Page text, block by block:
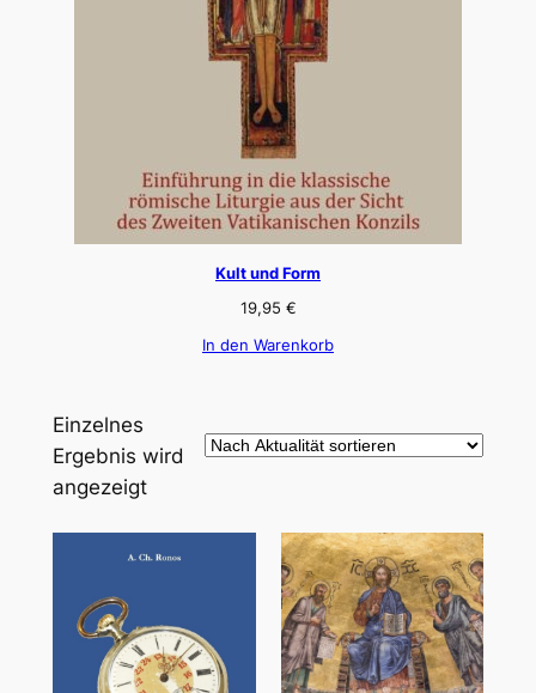
Kult und Form
19,95 €
In den Warenkorb
Einzelnes
Ergebnis wird
angezeigt